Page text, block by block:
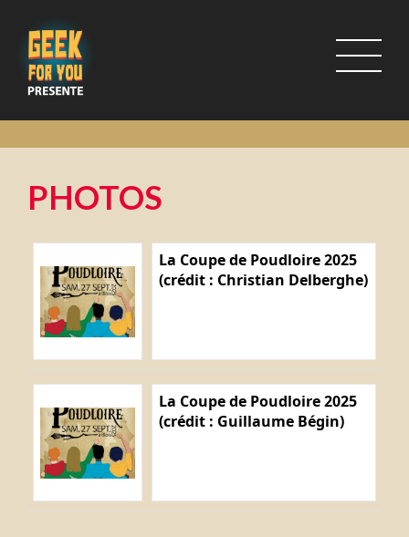
PHOTOS
La Coupe de Poudloire 2025
(crédit : Christian Delberghe)
La Coupe de Poudloire 2025
(crédit : Guillaume Bégin)